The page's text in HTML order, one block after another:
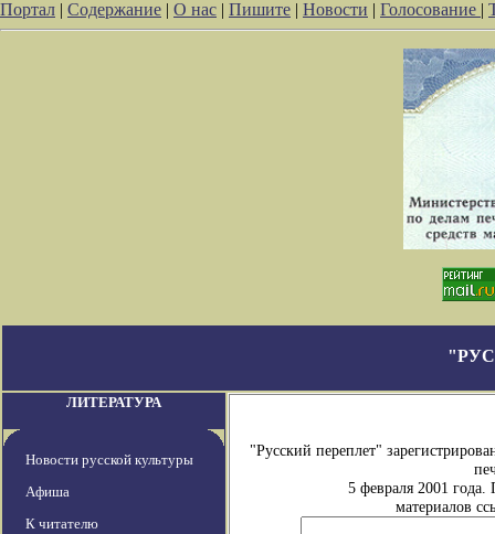
Портал | Содержание | О нас | Пишите | Новости | Голосование |
ЛИТЕРАТУРА
Новости русской культуры
Афиша
К читателю
"Русский переплет"
5 февраля 2001
материалов